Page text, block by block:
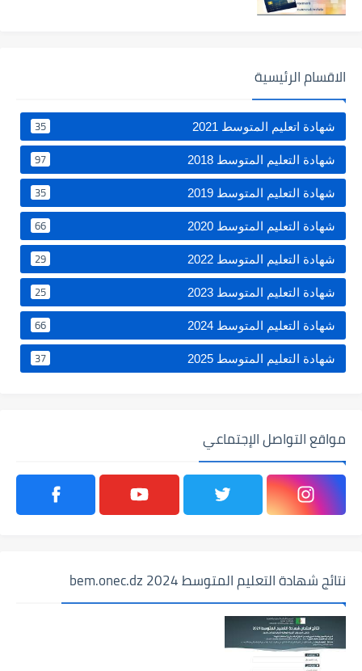
الاقسام الرئيسية
شهادة اتعليم المتوسط 2021 35
شهادة التعليم المتوسط 2018 97
شهادة التعليم المتوسط 2019 35
شهادة التعليم المتوسط 2020 66
شهادة التعليم المتوسط 2022 29
شهادة التعليم المتوسط 2023 25
شهادة التعليم المتوسط 2024 66
شهادة التعليم المتوسط 2025 37
مواقع التواصل الإجتماعي
نتائج شهادة التعليم المتوسط 2024 bem.onec.dz